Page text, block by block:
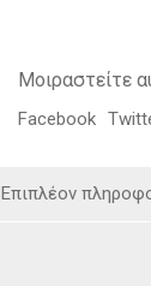
Μοιραστείτε
Facebook
Επιπλέον